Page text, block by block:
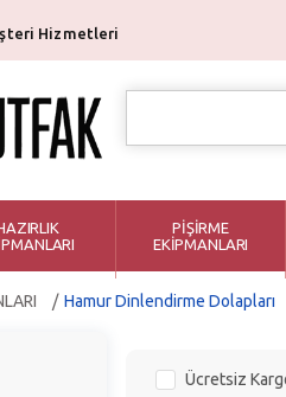
Hizmetleri
PİŞİRME
EKİPMANLARI
Hamur Dinlendirme Dolapları
Ücretsiz